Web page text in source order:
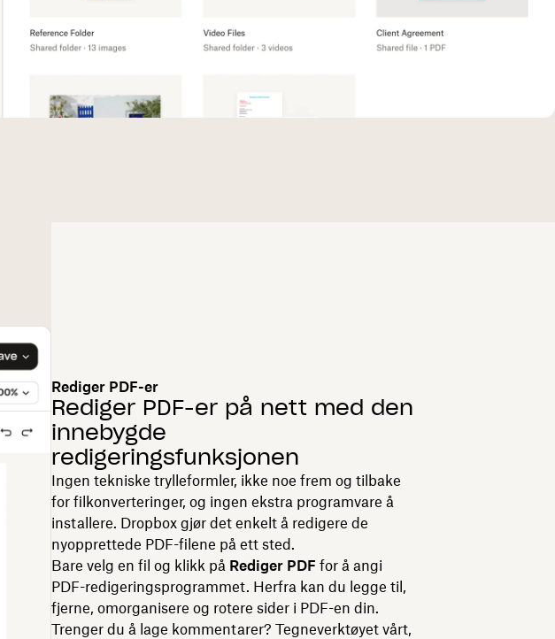
Rediger PDF-er
Rediger PDF-er på nett med den
innebygde
redigeringsfunksjonen
Ingen tekniske trylleformler, ikke noe frem og tilbake
for filkonverteringer, og ingen ekstra programvare å
installere. Dropbox gjør det enkelt å redigere de
nyopprettede PDF-filene på ett sted.
Bare velg en fil og klikk på Rediger PDF for å angi
PDF-redigeringsprogrammet. Herfra kan du legge til,
fjerne, omorganisere og rotere sider i PDF-en din.
Trenger du å lage kommentarer? Tegneverktøyet vårt,